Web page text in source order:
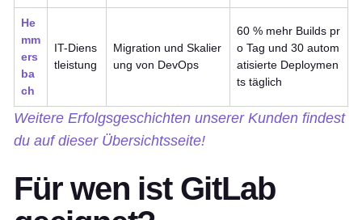
He
mm
ers
ba
ch
IT-Diens
tleistung
Migration und Skalier
ung von DevOps
60 % mehr Builds pr
o Tag und 30 autom
atisierte Deploymen
ts täglich
Weitere Erfolgsgeschichten unserer Kunden findest
du auf dieser Übersichtsseite!
Für wen ist GitLab